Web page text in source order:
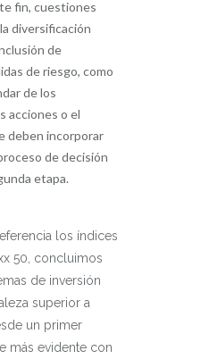
fin, cuestiones
diversificación
de
de riesgo, como
de los
acciones o el
deben incorporar
de decisión
etapa.
los índices
50, concluimos
de inversión
superior a
un primer
más evidente con